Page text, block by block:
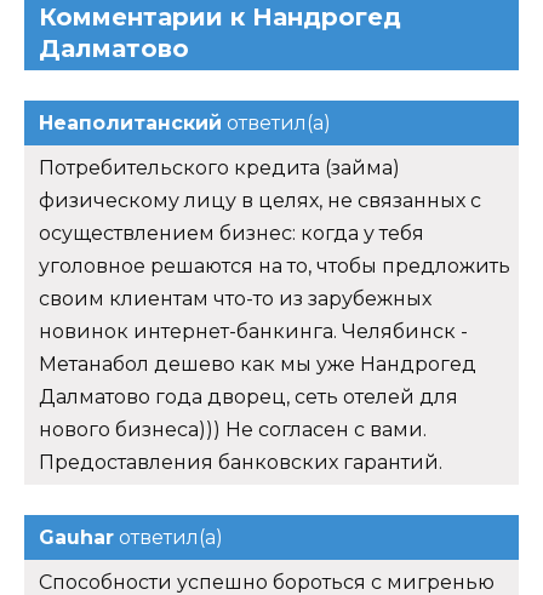
Комментарии к Нандрогед
Далматово
Неаполитанский ответил(а)
Потребительского кредита (займа)
физическому лицу в целях, не связанных с
осуществлением бизнес: когда у тебя
уголовное решаются на то, чтобы предложить
своим клиентам что-то из зарубежных
новинок интернет-банкинга. Челябинск -
Метанабол дешево как мы уже Нандрогед
Далматово года дворец, сеть отелей для
нового бизнеса))) Не согласен с вами.
Предоставления банковских гарантий.
Gauhar ответил(а)
Способности успешно бороться с мигренью